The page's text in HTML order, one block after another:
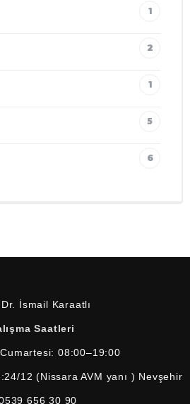
1
2
1
5
6
İsmail Karaatlı
Saatleri
08:00–19:00
12 (Nissara AVM yanı ) Nevşehir
656 30 90